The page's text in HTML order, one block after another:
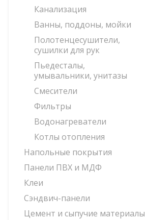
Канализация
Ванны, поддоны, мойки
Полотенцесушители,
сушилки для рук
Пьедесталы,
умывальники, унитазы
Смесители
Фильтры
Водонагреватели
Котлы отопления
Напольные покрытия
Панели ПВХ и МДФ
Клеи
Сэндвич-панели
Цемент и сыпучие материалы